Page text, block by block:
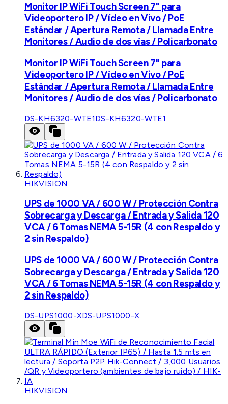
Monitor IP WiFi Touch Screen 7" para
Videoportero IP / Vídeo en Vivo / PoE
Estándar / Apertura Remota / Llamada Entre
Monitores / Audio de dos vías / Policarbonato
Monitor IP WiFi Touch Screen 7" para
Videoportero IP / Vídeo en Vivo / PoE
Estándar / Apertura Remota / Llamada Entre
Monitores / Audio de dos vías / Policarbonato
DS-KH6320-WTE1DS-KH6320-WTE1
HIKVISION
UPS de 1000 VA / 600 W / Protección Contra
Sobrecarga y Descarga / Entrada y Salida 120
VCA / 6 Tomas NEMA 5-15R (4 con Respaldo y
2 sin Respaldo)
UPS de 1000 VA / 600 W / Protección Contra
Sobrecarga y Descarga / Entrada y Salida 120
VCA / 6 Tomas NEMA 5-15R (4 con Respaldo y
2 sin Respaldo)
DS-UPS1000-XDS-UPS1000-X
HIKVISION